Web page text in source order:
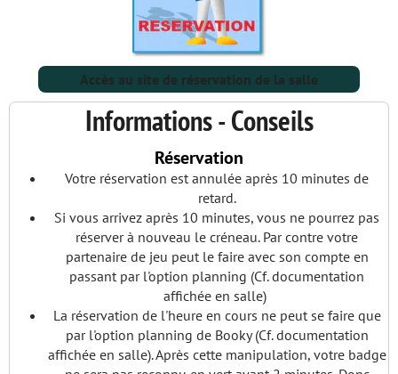
Accès au site de réservation de la salle
Informations - Conseils
Réservation
Votre réservation est annulée après 10 minutes de
retard.
Si vous arrivez après 10 minutes, vous ne pourrez pas
réserver à nouveau le créneau. Par contre votre
partenaire de jeu peut le faire avec son compte en
passant par l'option planning (Cf. documentation
affichée en salle)
La réservation de l'heure en cours ne peut se faire que
par l'option planning de Booky (Cf. documentation
affichée en salle). Après cette manipulation, votre badge